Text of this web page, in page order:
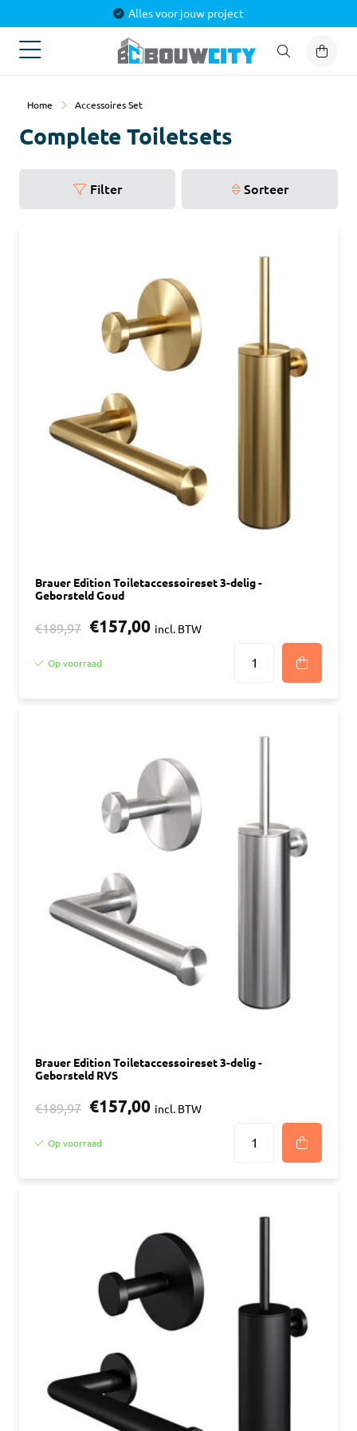
Alles voor jouw project
Home Accessoires Set
Complete Toiletsets
Filter Sorteer
Brauer Edition Toiletaccessoireset 3-delig -
Geborsteld Goud
€189,97 €157,00 incl. BTW
Op voorraad
Brauer Edition Toiletaccessoireset 3-delig -
Geborsteld RVS
€189,97 €157,00 incl. BTW
Op voorraad